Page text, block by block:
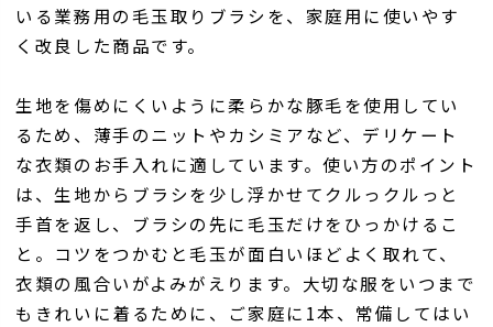
いる業務用の毛玉取りブラシを、家庭用に使いやす
く改良した商品です。
生地を傷めにくいように柔らかな豚毛を使用してい
るため、薄手のニットやカシミアなど、デリケート
な衣類のお手入れに適しています。使い方のポイント
は、生地からブラシを少し浮かせてクルっクルっと
手首を返し、ブラシの先に毛玉だけをひっかけるこ
と。コツをつかむと毛玉が面白いほどよく取れて、
衣類の風合いがよみがえります。大切な服をいつまで
もきれいに着るために、ご家庭に1本、常備してはい